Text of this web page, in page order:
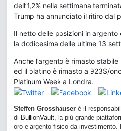
dell’1,2% nella settimana
Trump ha annunciato il ritiro dal
Il netto delle posizioni in
la dodicesima delle ultime 13
Anche l’argento è rimasto
ed il platino è rimasto a 923$/
Platinum Week a Londra.
Steffen Grosshauser è il
di BullionVault, la più grande
oro e argento fisico da investimento.